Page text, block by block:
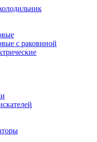
с раковиной